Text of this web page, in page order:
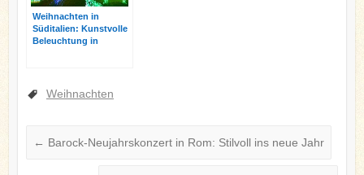
Weihnachten in
Süditalien: Kunstvolle
Beleuchtung in
Weihnachten
← Barock-Neujahrskonzert in Rom: Stilvoll ins neue Jahr